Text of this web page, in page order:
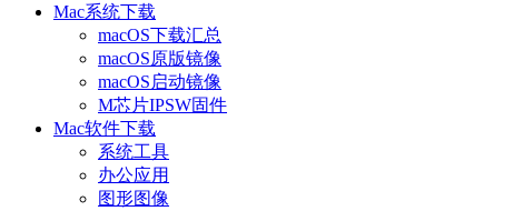
Mac系统下载
macOS下载汇总
macOS原版镜像
macOS启动镜像
M芯片IPSW固件
Mac软件下载
系统工具
办公应用
图形图像